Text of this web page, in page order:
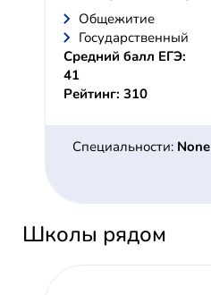
Общежитие
Государственный
Средний балл ЕГЭ:
41
Рейтинг: 310
Специальности: None
Школы рядом